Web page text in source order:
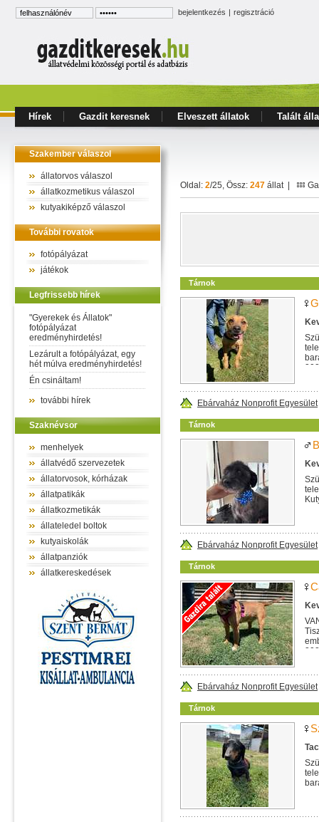
bejelentkezés | regisztráció
Hírek Gazdit keresnek Elveszett állatok Talált
Szakember válaszol
állatorvos válaszol
állatkozmetikus válaszol
kutyakiképző válaszol
További rovatok
fotópályázat
játékok
Legfrissebb hírek
"Gyerekek és Állatok"
fotópályázat
eredményhirdetés!
Lezárult a fotópályázat, egy
hét múlva eredményhirdetés!
Én csináltam!
további hírek
Szaknévsor
menhelyek
állatvédő szervezetek
állatorvosok, kórházak
állatpatikák
állatkozmetikák
állateledel boltok
kutyaiskolák
állatpanziók
állatkereskedések
Oldal: 2/25, Össz: 247 állat |
Tárnok
Ebárvaház Nonprofit Egyesület
Tárnok
Ebárvaház Nonprofit Egyesület
Tárnok
Ebárvaház Nonprofit Egyesület
Tárnok